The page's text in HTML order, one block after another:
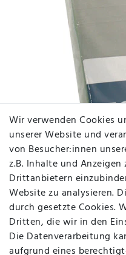
1B Boxspring
Alto bis 45cm
Wir verwenden Cookies
unserer Website und
von Besucher:innen
z.B. Inhalte und
Drittanbietern
Website zu analysieren.
durch gesetzte Cookies.
Dritten, die wir in den
Die Datenverarbeitung
aufgrund eines